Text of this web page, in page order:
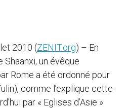
2010 (ZENIT.org) – En
Shaanxi, un évêque
Rome a été ordonné pour
comme l’explique cette
par « Eglises d’Asie »